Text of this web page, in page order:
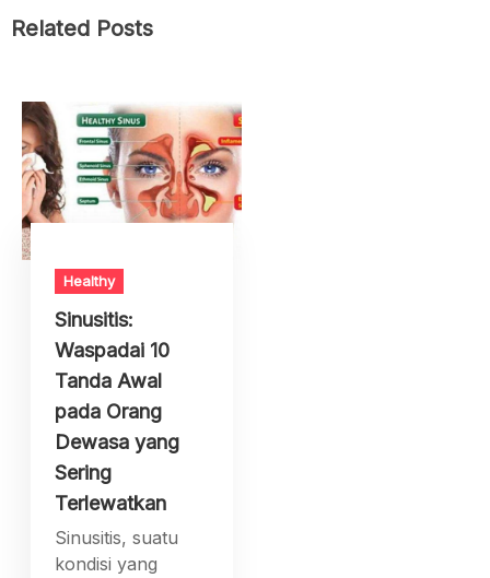
Related Posts
Healthy
Sinusitis:
Waspadai 10
Tanda Awal
pada Orang
Dewasa yang
Sering
Terlewatkan
Sinusitis, suatu
kondisi yang